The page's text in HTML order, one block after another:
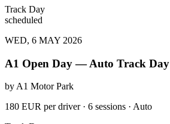
Track Day
scheduled
WED, 6 MAY 2026
A1 Open Day — Auto Track Day
by A1 Motor Park
180 EUR per driver · 6 sessions · Auto